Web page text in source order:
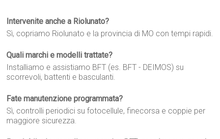
Intervenite anche a Riolunato?
Sì, copriamo Riolunato e la provincia di MO con tempi rapidi.
Quali marchi e modelli trattate?
Installiamo e assistiamo BFT (es. BFT - DEIMOS) su
scorrevoli, battenti e basculanti.
Fate manutenzione programmata?
Sì, controlli periodici su fotocellule, finecorsa e coppie per
maggiore sicurezza.